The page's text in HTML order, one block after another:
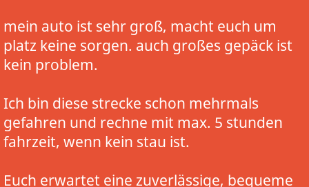
mein auto ist sehr groß, macht euch um
platz keine sorgen. auch großes gepäck ist
kein problem.
Ich bin diese strecke schon mehrmals
gefahren und rechne mit max. 5 stunden
fahrzeit, wenn kein stau ist.
Euch erwartet eine zuverlässige, bequeme